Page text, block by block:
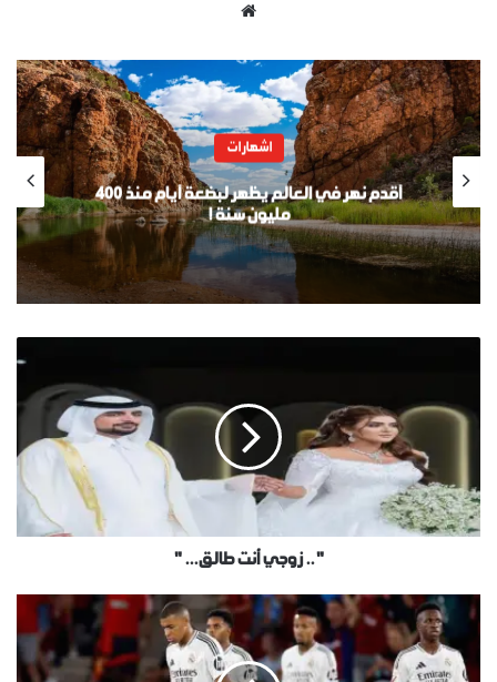
اشهارات
أقدم نهر في العالم يظهر لبضعة أيام منذ 400
مليون سنة !
" .. زوجي أنت طالق... "